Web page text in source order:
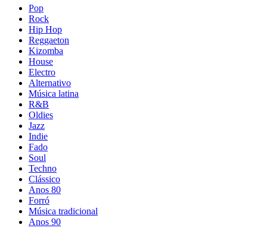
Pop
Rock
Hip Hop
Reggaeton
Kizomba
House
Electro
Alternativo
Música latina
R&B
Oldies
Jazz
Indie
Fado
Soul
Techno
Clássico
Anos 80
Forró
Música tradicional
Anos 90